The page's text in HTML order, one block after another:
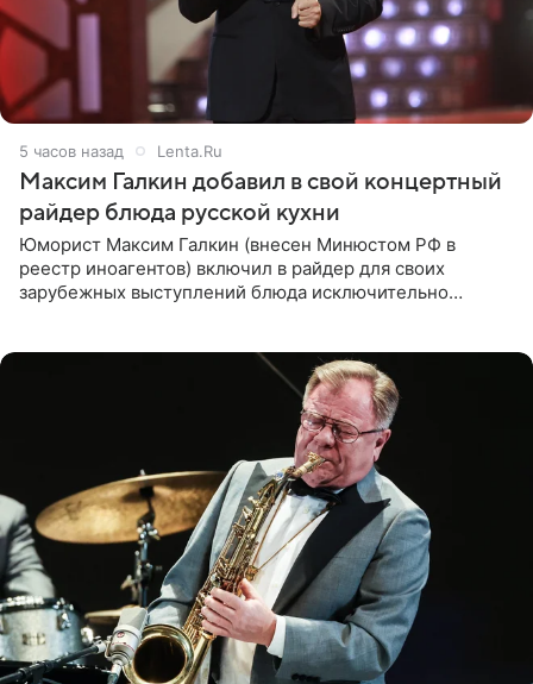
5 часов назад Lenta.Ru
Максим Галкин добавил в свой концертный
райдер блюда русской кухни
Юморист Максим Галкин (внесен Минюстом РФ в
реестр иноагентов) включил в райдер для своих
зарубежных выступлений блюда исключительно